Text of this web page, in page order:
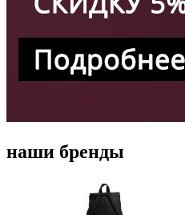
наши бренды